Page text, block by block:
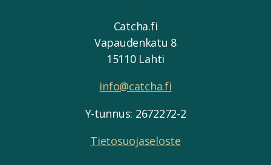
Catcha.fi
Vapaudenkatu 8
15110 Lahti
info@catcha.fi
Y-tunnus: 2672272-2
Tietosuojaseloste